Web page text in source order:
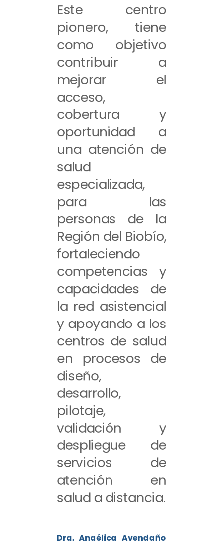
Este centro
pionero, tiene
como objetivo
contribuir a
mejorar el
acceso,
cobertura y
oportunidad a
una atención de
salud
especializada,
para las
personas de la
Región del Biobío,
fortaleciendo
competencias y
capacidades de
la red asistencial
y apoyando a los
centros de salud
en procesos de
diseño,
desarrollo,
pilotaje,
validación y
despliegue de
servicios de
atención en
salud a distancia.
Dra. Angélica Avendaño